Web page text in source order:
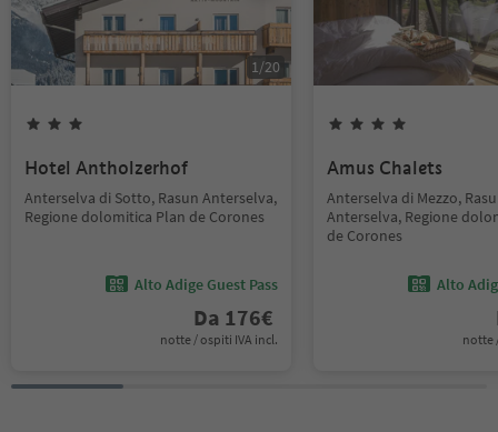
1/20
Hotel Antholzerhof
Anterselva di Sotto, Rasun Anterselva,
Regione dolomitica Plan de Corones
Alto Adige Guest Pass
Da 176€
notte / ospiti IVA incl.
Amus Chalets
Anterselva di Mezzo,
Anterselva, Regione
de Corones
Alto
notte